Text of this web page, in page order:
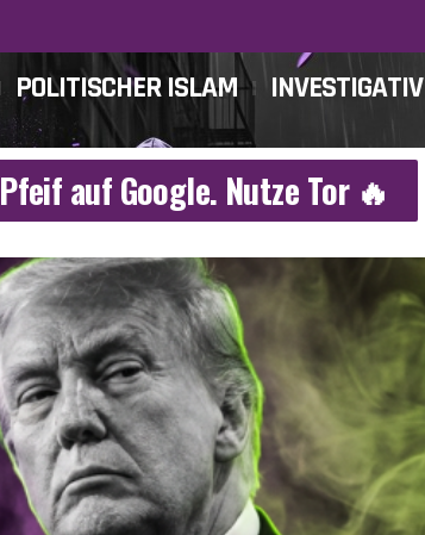
POLITISCHER ISLAM INVESTIGATIV
Pfeif auf Google. Nutze Tor 🔥